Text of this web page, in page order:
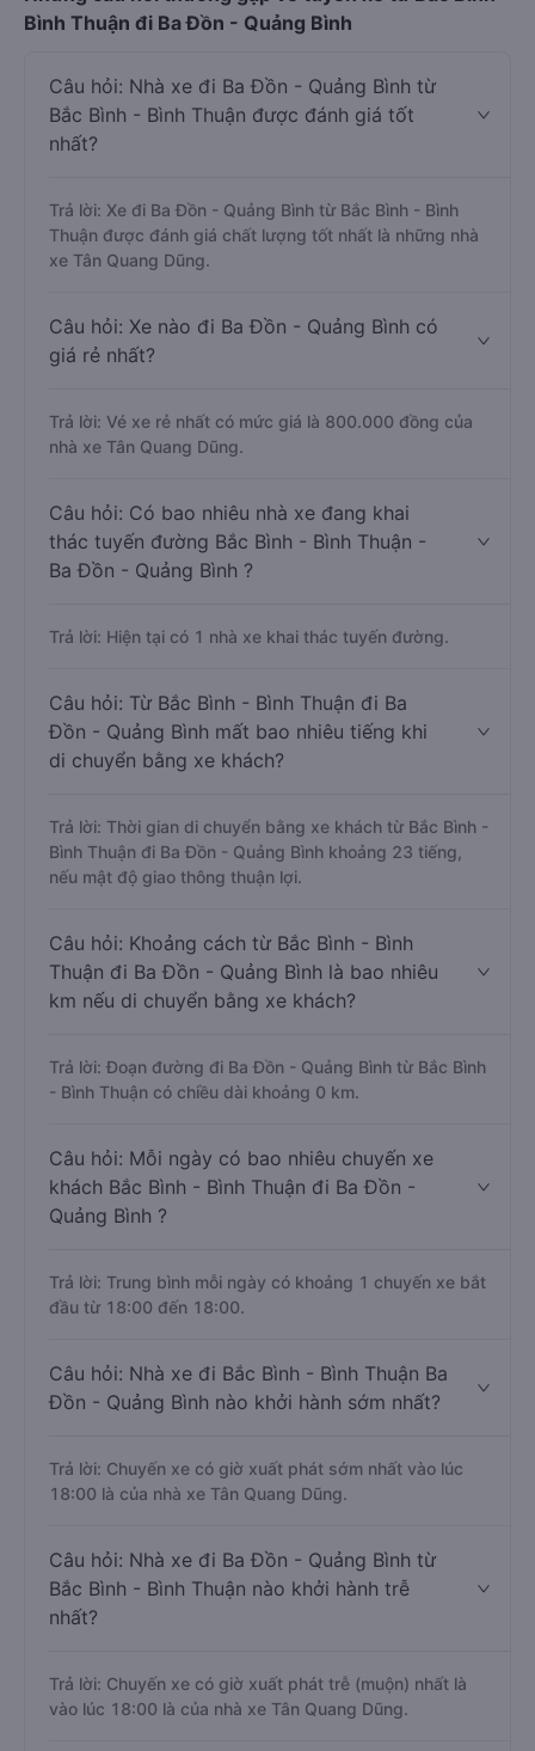
Bình Thuận đi Ba Đồn - Quảng Bình
Câu hỏi: Nhà xe đi Ba Đồn - Quảng Bình từ
Bắc Bình - Bình Thuận được đánh giá tốt
nhất?
Trả lời: Xe đi Ba Đồn - Quảng Bình từ Bắc Bình - Bình
Thuận được đánh giá chất lượng tốt nhất là những nhà
xe Tân Quang Dũng.
Câu hỏi: Xe nào đi Ba Đồn - Quảng Bình có
giá rẻ nhất?
Trả lời: Vé xe rẻ nhất có mức giá là 800.000 đồng của
nhà xe Tân Quang Dũng.
Câu hỏi: Có bao nhiêu nhà xe đang khai
thác tuyến đường Bắc Bình - Bình Thuận -
Ba Đồn - Quảng Bình ?
Trả lời: Hiện tại có 1 nhà xe khai thác tuyến đường.
Câu hỏi: Từ Bắc Bình - Bình Thuận đi Ba
Đồn - Quảng Bình mất bao nhiêu tiếng khi
di chuyển bằng xe khách?
Trả lời: Thời gian di chuyển bằng xe khách từ Bắc Bình -
Bình Thuận đi Ba Đồn - Quảng Bình khoảng 23 tiếng,
nếu mật độ giao thông thuận lợi.
Câu hỏi: Khoảng cách từ Bắc Bình - Bình
Thuận đi Ba Đồn - Quảng Bình là bao nhiêu
km nếu di chuyển bằng xe khách?
Trả lời: Đoạn đường đi Ba Đồn - Quảng Bình từ Bắc Bình
- Bình Thuận có chiều dài khoảng 0 km.
Câu hỏi: Mỗi ngày có bao nhiêu chuyến xe
khách Bắc Bình - Bình Thuận đi Ba Đồn -
Quảng Bình ?
Trả lời: Trung bình mỗi ngày có khoảng 1 chuyến xe bắt
đầu từ 18:00 đến 18:00.
Câu hỏi: Nhà xe đi Bắc Bình - Bình Thuận Ba
Đồn - Quảng Bình nào khởi hành sớm nhất?
Trả lời: Chuyến xe có giờ xuất phát sớm nhất vào lúc
18:00 là của nhà xe Tân Quang Dũng.
Câu hỏi: Nhà xe đi Ba Đồn - Quảng Bình từ
Bắc Bình - Bình Thuận nào khởi hành trễ
nhất?
Trả lời: Chuyến xe có giờ xuất phát trễ (muộn) nhất là
vào lúc 18:00 là của nhà xe Tân Quang Dũng.